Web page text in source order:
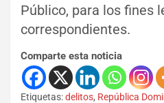
Público, para los fines
correspondientes.
Comparte esta noticia
Etiquetas:delitos, República